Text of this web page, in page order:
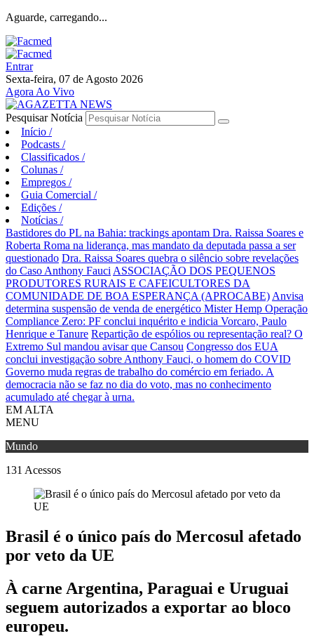
Aguarde, carregando...
Entrar
Sexta-feira, 07 de Agosto 2026
Agora Ao Vivo
Pesquisar Notícia
Início /
Podcasts /
Classificados /
Colunas /
Empregos /
Guia Comercial /
Edições /
Notícias /
Bastidores do PL na Bahia: trackings apontam Dra. Raissa Soares e
Roberta Roma na liderança, mas mandato da deputada passa a ser
questionado Dra. Raissa Soares quebra o silêncio sobre revelações
do Caso Anthony Fauci ASSOCIAÇÃO DOS PEQUENOS
PRODUTORES RURAIS E CAFEICULTORES DA
COMUNIDADE DE BOA ESPERANÇA (APROCABE) Anvisa
determina suspensão de venda de energético Mister Hemp Operação
Compliance Zero: PF conclui inquérito e indicia Vorcaro, Paulo
Henrique e Tanure Repartição de espólios ou representação real? O
Extremo Sul mandou avisar que Cansou Congresso dos EUA
conclui investigação sobre Anthony Fauci, o homem do COVID
Governo muda regras de trabalho do comércio em feriado. A
democracia não se faz no dia do voto, mas no conhecimento
acumulado até chegar à urna.
EM ALTA
MENU
Mundo
131 Acessos
Brasil é o único país do Mercosul afetado
por veto da UE
À carne Argentina, Paraguai e Uruguai
seguem autorizados a exportar ao bloco
europeu.